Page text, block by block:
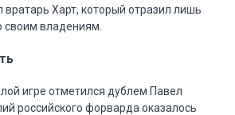
вратарь Харт, который отразил лишь
своим владениям.
игре отметился дублем Павел
российского форварда оказалось